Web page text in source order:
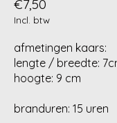
€7,50
Incl. btw
afmetingen kaars:
lengte / breedte:
hoogte: 9 cm
branduren: 15 uren